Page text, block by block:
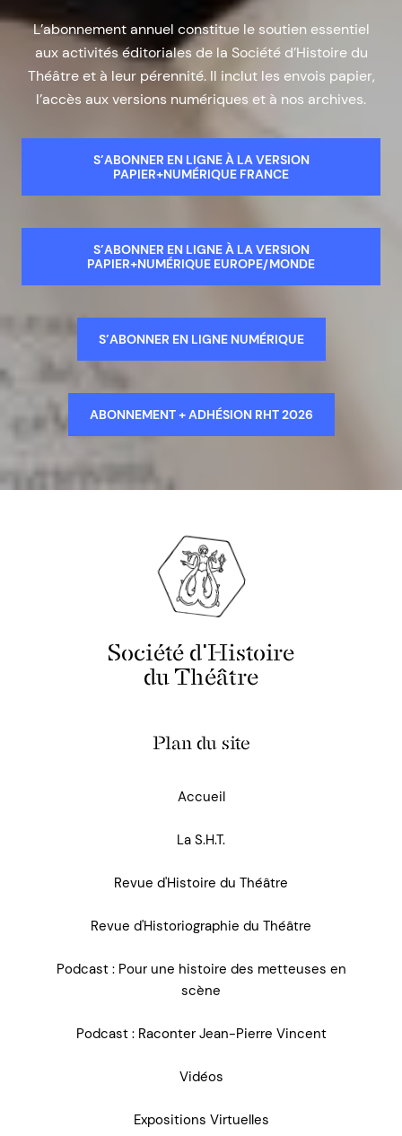
L’abonnement annuel constitue le soutien essentiel
aux activités éditoriales de la Société d’Histoire du
Théâtre et à leur pérennité. Il inclut les envois papier,
l’accès aux versions numériques et à nos archives.
S’ABONNER EN LIGNE À LA VERSION
PAPIER+NUMÉRIQUE FRANCE
S’ABONNER EN LIGNE À LA VERSION
PAPIER+NUMÉRIQUE EUROPE/MONDE
S’ABONNER EN LIGNE NUMÉRIQUE
ABONNEMENT + ADHÉSION RHT 2026
Société d'Histoire
du Théâtre
Plan du site
Accueil
La S.H.T.
Revue d'Histoire du Théâtre
Revue d'Historiographie du Théâtre
Podcast : Pour une histoire des metteuses en
scène
Podcast : Raconter Jean-Pierre Vincent
Vidéos
Expositions Virtuelles